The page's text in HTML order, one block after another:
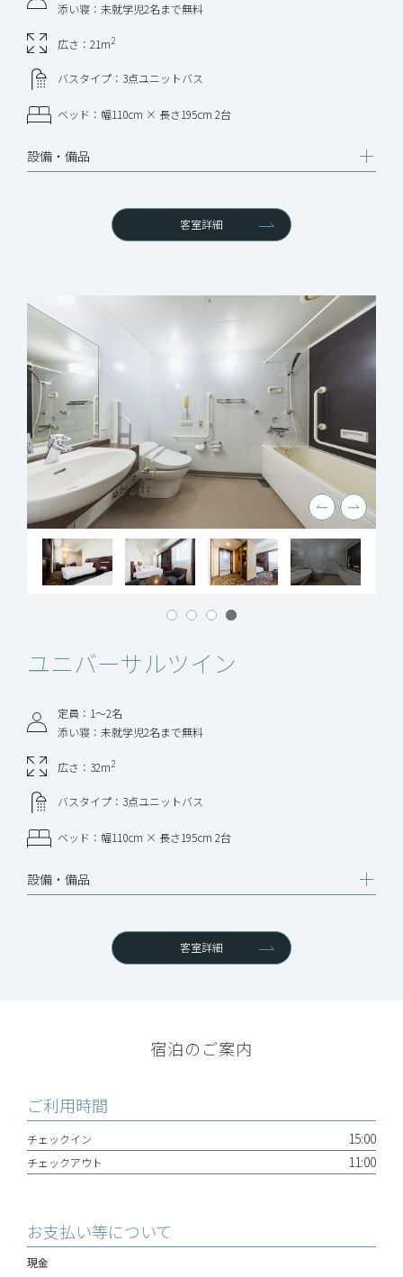
添い寝：未就学児2名まで無料
広さ：21m2
バスタイプ：3点ユニットバス
ベッド：幅110cm × 長さ195cm 2台
設備‧備品
客室詳細
ユニバーサルツイン
定員：1〜2名
添い寝：未就学児2名まで無料
広さ：32m2
バスタイプ：3点ユニットバス
ベッド：幅110cm × 長さ195cm 2台
設備‧備品
客室詳細
宿泊のご案内
ご利用時間
チェックイン 15:00
チェックアウト 11:00
お支払い等について
現金